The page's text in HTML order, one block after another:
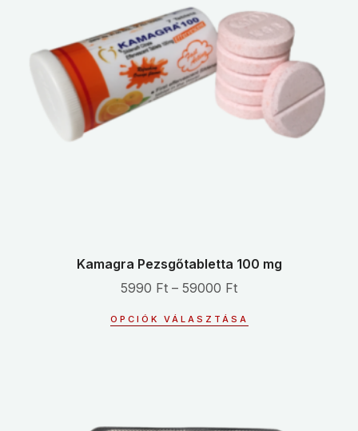
Kamagra Pezsgőtabletta 100 mg
5990 Ft – 59000 Ft
OPCIÓK VÁLASZTÁSA